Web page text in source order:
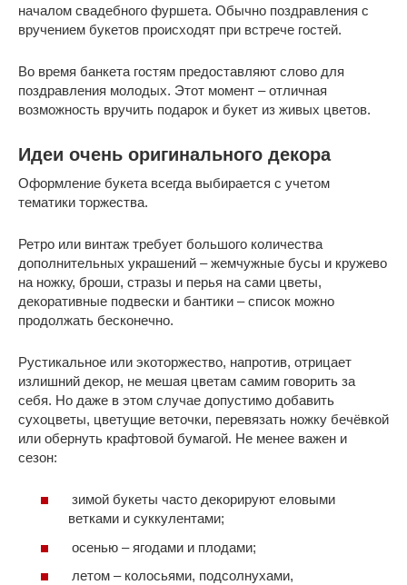
началом свадебного фуршета. Обычно поздравления с
вручением букетов происходят при встрече гостей.
Во время банкета гостям предоставляют слово для
поздравления молодых. Этот момент – отличная
возможность вручить подарок и букет из живых цветов.
Идеи очень оригинального декора
Оформление букета всегда выбирается с учетом
тематики торжества.
Ретро или винтаж требует большого количества
дополнительных украшений – жемчужные бусы и кружево
на ножку, броши, стразы и перья на сами цветы,
декоративные подвески и бантики – список можно
продолжать бесконечно.
Рустикальное или экоторжество, напротив, отрицает
излишний декор, не мешая цветам самим говорить за
себя. Но даже в этом случае допустимо добавить
сухоцветы, цветущие веточки, перевязать ножку бечёвкой
или обернуть крафтовой бумагой. Не менее важен и
сезон:
зимой букеты часто декорируют еловыми
ветками и суккулентами;
осенью – ягодами и плодами;
летом – колосьями, подсолнухами,